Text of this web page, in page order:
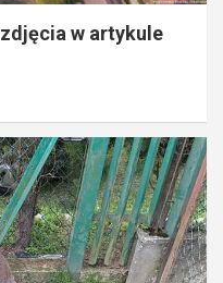
w artykule